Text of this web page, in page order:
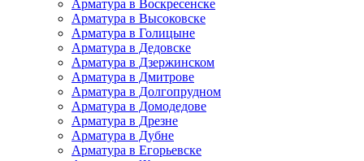
Арматура в Воскресенске
Арматура в Высоковске
Арматура в Голицыне
Арматура в Дедовске
Арматура в Дзержинском
Арматура в Дмитрове
Арматура в Долгопрудном
Арматура в Домодедове
Арматура в Дрезне
Арматура в Дубне
Арматура в Егорьевске